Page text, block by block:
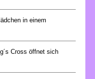
in einem
Cross öffnet sich